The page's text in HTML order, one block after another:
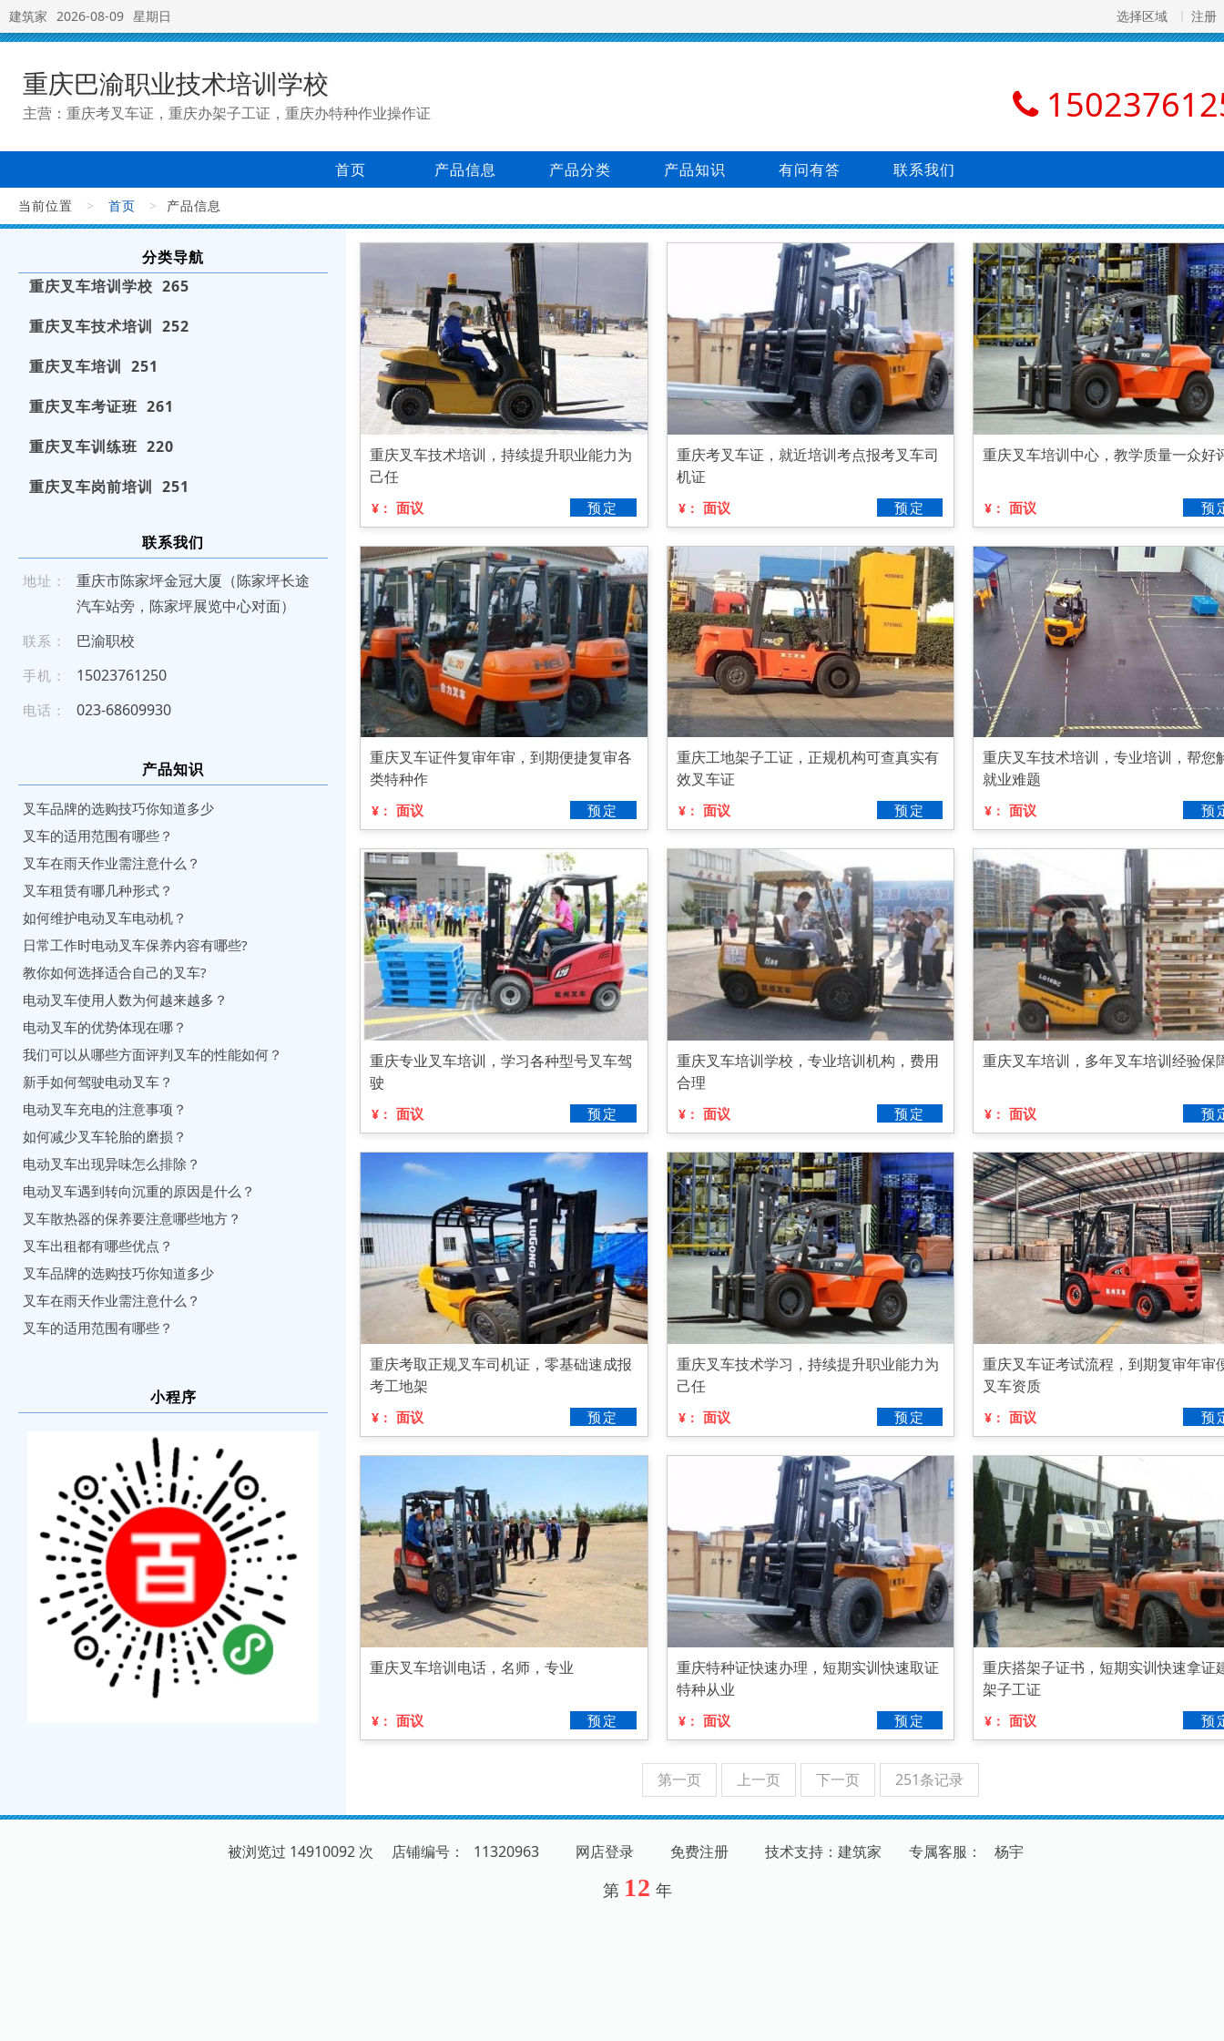
建筑家 2026-08-09 星期日 选择区域 注册
重庆巴渝职业技术培训学校
主营：重庆考叉车证，重庆办架子工证，重庆办特种作业操作证
首页 产品信息 产品分类 产品知识 有问有答 联系我们
当前位置 > 首页 > 产品信息
分类导航
重庆叉车培训学校 265
重庆叉车技术培训 252
重庆叉车培训 251
重庆叉车考证班 261
重庆叉车训练班 220
重庆叉车岗前培训 251
联系我们
地址：
重庆市陈家坪金冠大厦（陈家坪长途
汽车站旁，陈家坪展览中心对面）
联系： 巴渝职校
手机： 150 2 37 612 50
电话： 023 -6 86 09 9 3 0
产品知识
叉车品牌的选购技巧你知道多少
叉车的适用范围有哪些？
叉车在雨天作业需注意什么？
叉车租赁有哪几种形式？
如何维护电动叉车电动机？
日常工作时电动叉车保养内容有哪些?
教你如何选择适合自己的叉车?
电动叉车使用人数为何越来越多？
电动叉车的优势体现在哪？
我们可以从哪些方面评判叉车的性能如何？
新手如何驾驶电动叉车？
电动叉车充电的注意事项？
如何减少叉车轮胎的磨损？
电动叉车出现异味怎么排除？
电动叉车遇到转向沉重的原因是什么？
叉车散热器的保养要注意哪些地方？
叉车出租都有哪些优点？
叉车品牌的选购技巧你知道多少
叉车在雨天作业需注意什么？
叉车的适用范围有哪些？
小程序
重庆叉车技术培训，持续提升职业能力为
己任
¥： 面议 预定
重庆考叉车证，就近培训考点报考叉车司
机证
¥： 面议 预定
重庆叉车培训中心，教学质量一众好
¥： 面议 预
重庆叉车证件复审年审，到期便捷复审各
类特种作
¥： 面议 预定
重庆工地架子工证，正规机构可查真实有
效叉车证
¥： 面议 预定
重庆叉车技术培训，专业培训，帮您
就业难题
¥： 面议 预
重庆专业叉车培训，学习各种型号叉车驾
驶
¥： 面议 预定
重庆叉车培训学校，专业培训机构，费用
合理
¥： 面议 预定
重庆叉车培训，多年叉车培训经验保
¥： 面议 预
重庆考取正规叉车司机证，零基础速成报
考工地架
¥： 面议 预定
重庆叉车技术学习，持续提升职业能力为
己任
¥： 面议 预定
重庆叉车证考试流程，到期复审年审
叉车资质
¥： 面议 预
重庆叉车培训电话，名师，专业
¥： 面议 预定
重庆特种证快速办理，短期实训快速取证
特种从业
¥： 面议 预定
重庆搭架子证书，短期实训快速拿证
架子工证
¥： 面议 预
第一页 上一页 下一页 251条记录
被浏览过 14910092 次 店铺编号： 11320963 网店登录 免费注册 技术支持：建筑家 专属客服 ： 杨宇
第 12 年